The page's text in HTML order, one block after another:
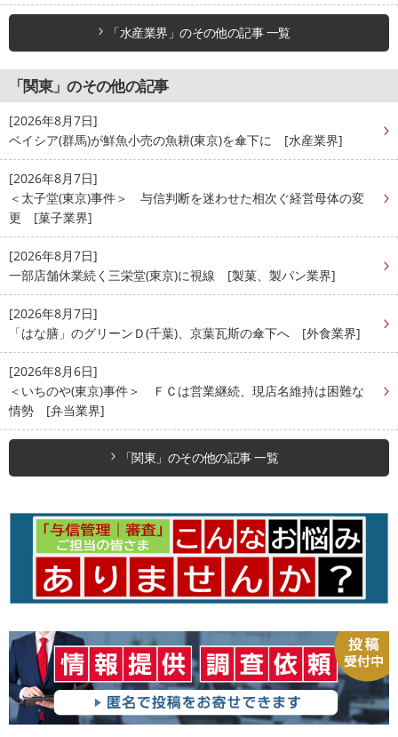
「水産業界」のその他の記事 一覧
「関東」のその他の記事
[2026年8月7日]
ベイシア(群馬)が鮮魚小売の魚耕(東京)を傘下に [水産業界]
[2026年8月7日]
＜太子堂(東京)事件＞ 与信判断を迷わせた相次ぐ経営母体の変
更 [菓子業界]
[2026年8月7日]
一部店舗休業続く三栄堂(東京)に視線 [製菓、製パン業界]
[2026年8月7日]
「はな膳」のグリーンＤ(千葉)、京葉瓦斯の傘下へ [外食業界]
[2026年8月6日]
＜いちのや(東京)事件＞ ＦＣは営業継続、現店名維持は困難な
情勢 [弁当業界]
「関東」のその他の記事 一覧